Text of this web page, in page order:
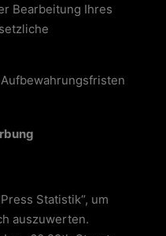
Bearbeitung Ihres
Statistik“, um
auszuwerten.